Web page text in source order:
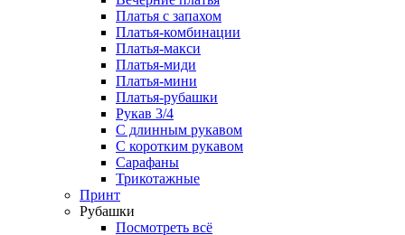
Платья с запахом
Платья-комбинации
Платья-макси
Платья-миди
Платья-мини
Платья-рубашки
Рукав 3/4
С длинным рукавом
С коротким рукавом
Сарафаны
Трикотажные
Принт
Рубашки
Посмотреть всё